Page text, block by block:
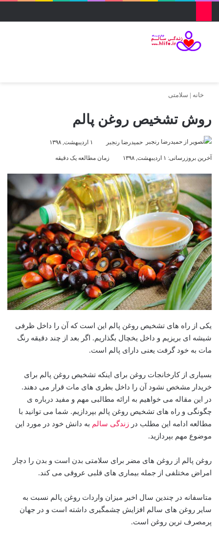
خانه | سلامتی
روش تشخیص روغن پالم
حمیدرضا رنجبر ۱ اردیبهشت, ۱۳۹۸
آخرین بروزرسانی: ۱ اردیبهشت, ۱۳۹۸ زمان مطالعه یک دقیقه
یکی از راه های تشخیص روغن پالم این است که آن را داخل ظرفی
شیشه ای بریزیم و داخل یخچال بگذاریم. اگر بعد از چند دقیقه رنگ
مات به خود گرفت یعنی دارای پالم است.
بسیاری از کارخانجات روغن برای اینکه تشخیص روغن پالم برای
خریدار مشخص نشود آن را داخل بطری های مات قرار می دهند.
در این مقاله می خواهیم به ارائه مطالبی مهم و مفید درباره ی
چگونگی و راه های تشخیص روغن پالم بپردازیم. شما می توانید با
مطالعه ادامه این مطلب در زندگی سالم به دانش خود در مورد این
موضوع مهم بپردازید.
روغن پالم از روغن های مضر برای سلامتی بدن است و بدن را دچار
امراض مختلفی از جمله بیماری های قلبی عروقی می کند.
متاسفانه در چندین سال اخیر میزان واردات روغن پالم نسبت به
سایر روغن های سالم افزایش چشمگیری داشته است و در جهان
پرمصرف ترین روغن است.